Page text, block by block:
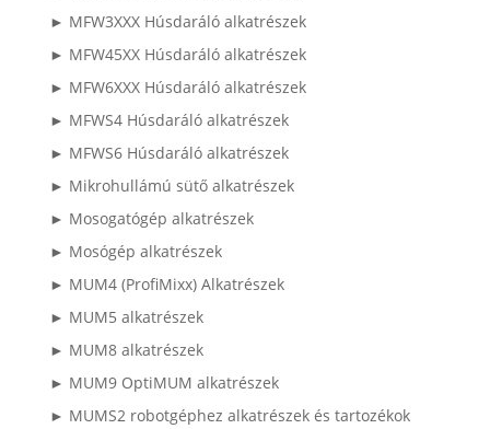
► MFW3XXX Húsdaráló alkatrészek
► MFW45XX Húsdaráló alkatrészek
► MFW6XXX Húsdaráló alkatrészek
► MFWS4 Húsdaráló alkatrészek
► MFWS6 Húsdaráló alkatrészek
► Mikrohullámú sütő alkatrészek
► Mosogatógép alkatrészek
► Mosógép alkatrészek
► MUM4 (ProfiMixx) Alkatrészek
► MUM5 alkatrészek
► MUM8 alkatrészek
► MUM9 OptiMUM alkatrészek
► MUMS2 robotgéphez alkatrészek és tartozékok